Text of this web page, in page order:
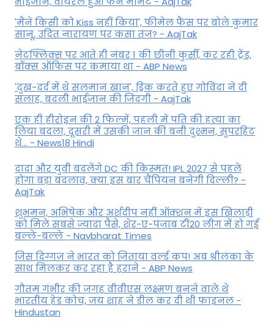
'मैंने किसी को Kiss नहीं किया', फीमेल फैंस पर बोले कुमार
सानू, उदित नारायण पर कसा तंज? - AajTak
नेटफ्लिक्स पर आते ही नंबर 1 की छीनी कुर्सी, कर रही ट्रेंड,
बॉक्स ऑफिस पर कमाया था - ABP News
'दुख-दर्द में थे सलमान खान', ड्रिंक करते हुए गोविंदा ने दी
सलाह, बदली भाईजान की जिंदगी - AajTak
एक ही हीरोइन की 2 फिल्में, पहली में पति की हत्या का
लिया बदला, दूसरी में उसकी जान की बनी दुश्मन, सुपरहिट
थे... - News18 Hindi
दादा और युवी बदलेंगे DC की किस्मत! IPL 2027 से पहले
होगा बड़ा बदलाव, क्या इस बार चैंपियन बनेगी दिल्ली? -
AajTak
शुभमन, अभिषेक और अर्शदीप नहीं ऑक्शन में इस खिलाड़ी
को मिले सबसे ज्यादा पैसे, शेर-ए-पंजाब टी20 लीग में हो गई
बल्ले-बल्ले - Navbharat Times
जिस दिग्गज ने भारत को जिताया वर्ल्ड कप! अब श्रीलंका के
साथ मिलकर कर रहा है हराने - ABP News
गौतम गंभीर की जगह वीवीएस लक्ष्मण बनने वाले थे
भारतीय हेड कोच, जय शाह ने डील कर दी थी फाइनल -
Hindustan